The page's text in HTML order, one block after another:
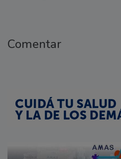
Comentar